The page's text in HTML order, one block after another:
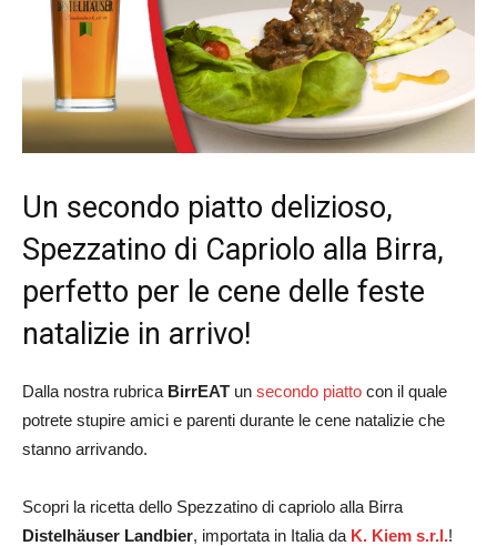
Un secondo piatto delizioso,
Spezzatino di Capriolo alla Birra,
perfetto per le cene delle feste
natalizie in arrivo!
Dalla nostra rubrica BirrEAT un secondo piatto con il quale
potrete stupire amici e parenti durante le cene natalizie che
stanno arrivando.
Scopri la ricetta dello Spezzatino di capriolo alla Birra
Distelhäuser Landbier, importata in Italia da K. Kiem s.r.l.!